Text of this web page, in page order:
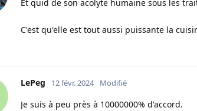
Et quid de son acolyte humaine sous les
C'est qu'elle est tout aussi puissante la
LePeg 12 févr. 2024 Modifié
Je suis à peu près à 10000000% d'accord.